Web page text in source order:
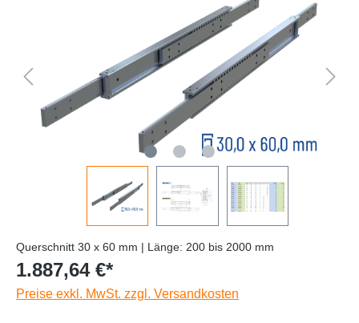
Querschnitt 30 x 60 mm | Länge: 200 bis 2000 mm
1.887,64 €*
Preise exkl. MwSt. zzgl. Versandkosten